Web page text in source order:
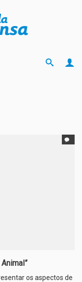
os aspectos de